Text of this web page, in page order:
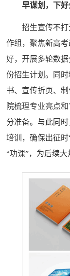
早谋划，下
招生宣传不
作组，聚焦新高
好，开展多轮数
份招生计划。同
书、宣传折页、
院梳理专业亮点
分准备。与此同
培训，确保出征
“功课”，为后续大